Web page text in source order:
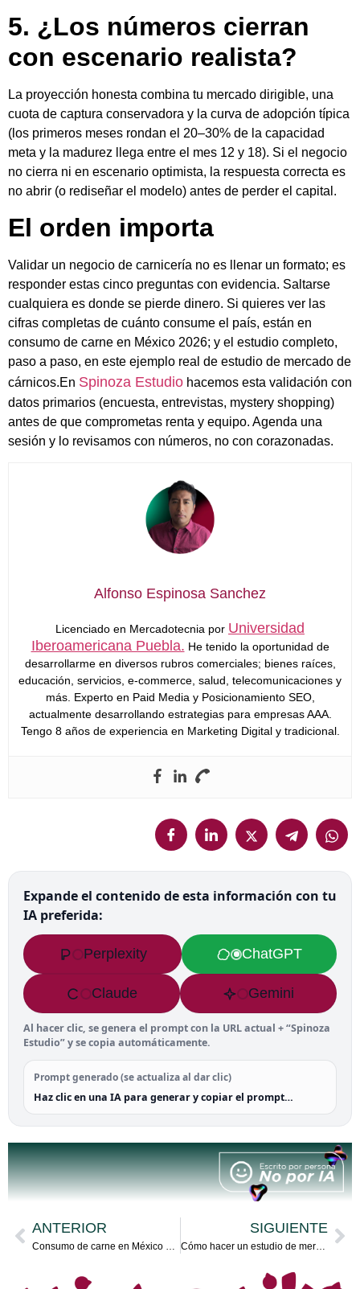
5. ¿Los números cierran
con escenario realista?
La proyección honesta combina tu mercado dirigible, una
cuota de captura conservadora y la curva de adopción típica
(los primeros meses rondan el 20–30% de la capacidad
meta y la madurez llega entre el mes 12 y 18). Si el negocio
no cierra ni en escenario optimista, la respuesta correcta es
no abrir (o rediseñar el modelo) antes de perder el capital.
El orden importa
Validar un negocio de carnicería no es llenar un formato; es
responder estas cinco preguntas con evidencia. Saltarse
cualquiera es donde se pierde dinero. Si quieres ver las
cifras completas de cuánto consume el país, están en
consumo de carne en México 2026; y el estudio completo,
paso a paso, en este ejemplo real de estudio de mercado de
cárnicos.En Spinoza Estudio hacemos esta validación con
datos primarios (encuesta, entrevistas, mystery shopping)
antes de que comprometas renta y equipo. Agenda una
sesión y lo revisamos con números, no con corazonadas.
Alfonso Espinosa Sanchez
Licenciado en Mercadotecnia por Universidad
Iberoamericana Puebla. He tenido la oportunidad de
desarrollarme en diversos rubros comerciales; bienes raíces,
educación, servicios, e-commerce, salud, telecomunicaciones y
más. Experto en Paid Media y Posicionamiento SEO,
actualmente desarrollando estrategias para empresas AAA.
Tengo 8 años de experiencia en Marketing Digital y tradicional.
Expande el contenido de esta información con tu
IA preferida:
Perplexity ChatGPT
Claude Gemini
Al hacer clic, se genera el prompt con la URL actual + “Spinoza
Estudio” y se copia automáticamente.
Prompt generado (se actualiza al dar clic)
Haz clic en una IA para generar y copiar el prompt…
ANTERIOR
Consumo de carne en México 2026: cuánto, qué proteína y qué significa para tu negocio
SIGUIENTE
Cómo hacer un estudio de mercado paso a paso (ejemplo real: cabañas en Tlaxcala)